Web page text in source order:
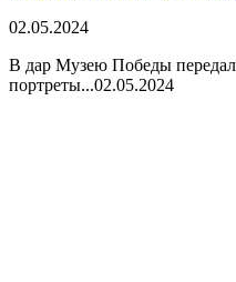
02.05.2024
В дар Музею Победы
портреты...02.05.2024